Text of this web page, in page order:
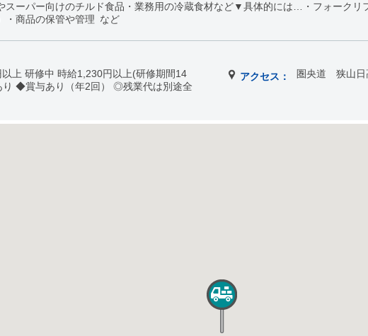
スーパー向けのチルド食品・業務用の冷蔵食材など▼具体的には…・フォークリ
・商品の保管や管理 など
上 研修中 時給1,230円以上(研修期間14
◆賞与あり（年2回） ◎残業代は別途全
アクセス： 圏央道 狭山日